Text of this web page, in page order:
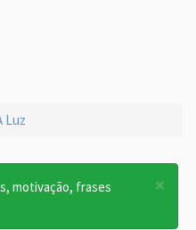
Luz
×
motivação, frases